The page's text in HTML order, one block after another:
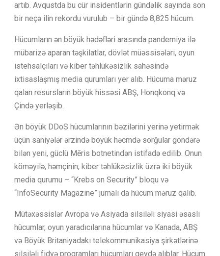
artıb. Avqustda bu cür insidentlərin gündəlik sayında son
bir neçə ilin rekordu vurulub – bir gündə 8,825 hücum.
Hücumların ən böyük hədəfləri arasında pandemiya ilə
mübarizə aparan təşkilatlar, dövlət müəssisələri, oyun
istehsalçıları və kiber təhlükəsizlik sahəsində
ixtisaslaşmış media qurumları yer alıb. Hücuma məruz
qalan resursların böyük hissəsi ABŞ, Honqkonq və
Çində yerləşib.
Ən böyük DDoS hücumlarının bəzilərini yerinə yetirmək
üçün saniyələr ərzində böyük həcmdə sorğular göndərə
bilən yeni, güclü Mēris botnetindən istifadə edilib. Onun
köməyilə, həmçinin, kiber təhlükəsizlik üzrə iki böyük
media qurumu – “Krebs on Security” bloqu və
“InfoSecurity Magazine” jurnalı da hücum məruz qalıb.
Mütəxəssislər Avropa və Asiyada silsiləli siyasi əsaslı
hücumlar, oyun yaradıcılarına hücumlar və Kanada, ABŞ
və Böyük Britaniyadakı telekommunikasiya şirkətlərinə
silsiləli fidyə proqramları hücumları qeydə alıblar. Hücum